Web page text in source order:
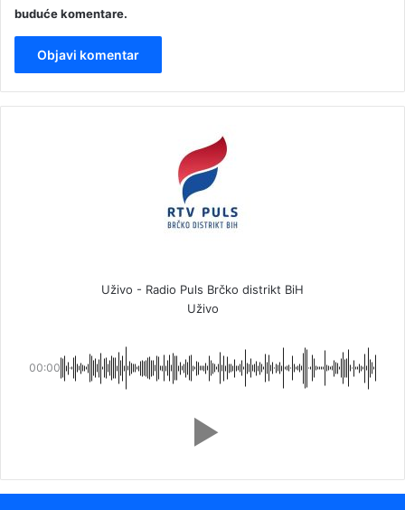
buduće komentare.
Uživo - Radio Puls Brčko distrikt BiH
Uživo
00:00